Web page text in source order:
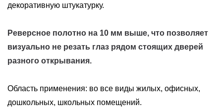
декоративную штукатурку.
Реверсное полотно на 10 мм выше, что позволяет
визуально не резать глаз рядом стоящих дверей
разного открывания.
Область применения: во все виды жилых, офисных,
дошкольных, школьных помещений.